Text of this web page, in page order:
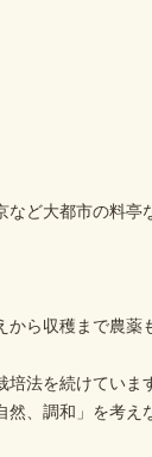
ど大都市の料亭
ら収穫まで農薬
法を続けていま
、調和」を考え